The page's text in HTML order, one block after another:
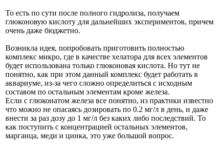
То есть по сути после полного гидролиза, получаем
глюконовую кислоту для дальнейших экспериментов, причем
очень даже бюджетно.
Возникла идея, попробовать приготовить полностью
комплекс микро, где в качестве хелатора для всех элементов
будет использована только глюконовая кислота. Но тут не
понятно, как при этом данный комплекс будет работать в
аквариуме, из-за чего сложно определиться с исходным
составом по остальным элементам кроме железа.
Если с глюконатом железа все понятно, из практики известно
что можно не опасаясь дозировать по 0.2 мг/л в день, и даже
внести за раз дозу до 1 мг/л без каких либо последствий. То
как поступить с концентрацией остальных элементов,
марганца, меди и цинка, это уже большой вопрос.